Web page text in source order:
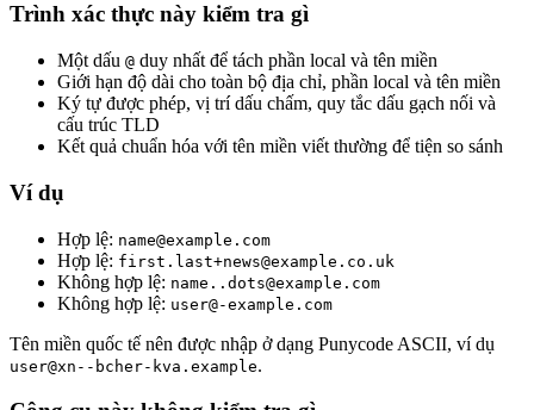
Trình xác thực này kiểm tra gì
Một dấu @ duy nhất để tách phần local và tên miền
Giới hạn độ dài cho toàn bộ địa chỉ, phần local và tên miền
Ký tự được phép, vị trí dấu chấm, quy tắc dấu gạch nối và
cấu trúc TLD
Kết quả chuẩn hóa với tên miền viết thường để tiện so sánh
Ví dụ
Hợp lệ: name@example.com
Hợp lệ: first.last+news@example.co.uk
Không hợp lệ: name..dots@example.com
Không hợp lệ: user@-example.com
Tên miền quốc tế nên được nhập ở dạng Punycode ASCII, ví dụ
user@xn--bcher-kva.example.